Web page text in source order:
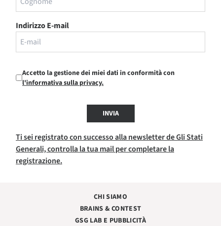
Indirizzo E-mail
Accetto la gestione dei miei dati in conformità con
l'informativa sulla privacy.
INVIA
Ti sei registrato con successo alla newsletter de Gli Stati
Generali, controlla la tua mail per completare la
registrazione.
CHI SIAMO
BRAINS & CONTEST
GSG LAB E PUBBLICITÀ